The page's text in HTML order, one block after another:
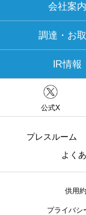
会社案内
調達・お取
IR情報
公式X
プレスルーム
よく
供用
プライバシ